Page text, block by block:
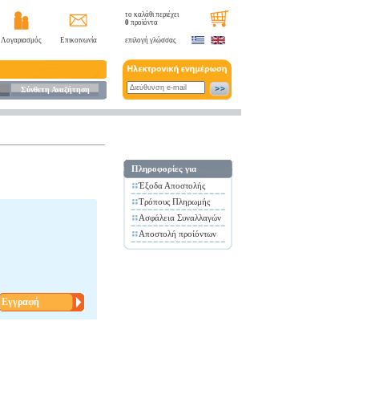
Λογαριασμός Επικοινωνία
Σύνθετη Αναζήτηση
το καλάθι περιέχει
0 προϊόντα
επιλογή γλώσσας
Εγγραφή
Πληροφορίες για
Έξοδα Αποστολής
Τρόπους Πληρωμής
Ασφάλεια Συναλλαγών
Αποστολή προίόντων